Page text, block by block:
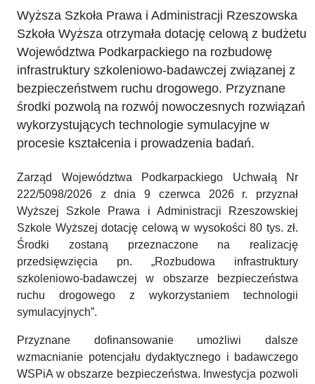
Wyższa Szkoła Prawa i Administracji Rzeszowska
Szkoła Wyższa otrzymała dotację celową z budżetu
Województwa Podkarpackiego na rozbudowę
infrastruktury szkoleniowo-badawczej związanej z
bezpieczeństwem ruchu drogowego. Przyznane
środki pozwolą na rozwój nowoczesnych rozwiązań
wykorzystujących technologie symulacyjne w
procesie kształcenia i prowadzenia badań.
Zarząd Województwa Podkarpackiego Uchwałą Nr
222/5098/2026 z dnia 9 czerwca 2026 r. przyznał
Wyższej Szkole Prawa i Administracji Rzeszowskiej
Szkole Wyższej dotację celową w wysokości 80 tys. zł.
Środki zostaną przeznaczone na realizację
przedsięwzięcia pn. „Rozbudowa infrastruktury
szkoleniowo-badawczej w obszarze bezpieczeństwa
ruchu drogowego z wykorzystaniem technologii
symulacyjnych”.
Przyznane dofinansowanie umożliwi dalsze
wzmacnianie potencjału dydaktycznego i badawczego
WSPiA w obszarze bezpieczeństwa. Inwestycja pozwoli